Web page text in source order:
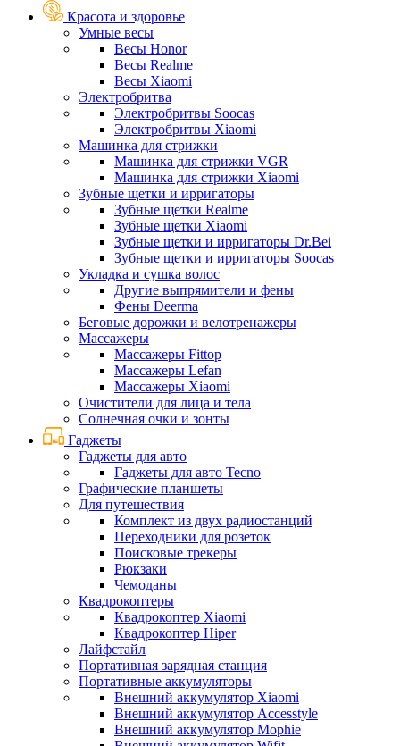
Красота и здоровье
Умные весы
Весы Honor
Весы Realme
Весы Xiaomi
Электробритва
Электробритвы Soocas
Электробритвы Xiaomi
Машинка для стрижки
Машинка для стрижки VGR
Машинка для стрижки Xiaomi
Зубные щетки и ирригаторы
Зубные щетки Realme
Зубные щетки Xiaomi
Зубные щетки и ирригаторы Dr.Bei
Зубные щетки и ирригаторы Soocas
Укладка и сушка волос
Другие выпрямители и фены
Фены Deerma
Беговые дорожки и велотренажеры
Массажеры
Массажеры Fittop
Массажеры Lefan
Массажеры Xiaomi
Очистители для лица и тела
Солнечная очки и зонты
Гаджеты
Гаджеты для авто
Гаджеты для авто Tecno
Графические планшеты
Для путешествия
Комплект из двух радиостанций
Переходники для розеток
Поисковые трекеры
Рюкзаки
Чемоданы
Квадрокоптеры
Квадрокоптер Xiaomi
Квадрокоптер Hiper
Лайфстайл
Портативная зарядная станция
Портативные аккумуляторы
Внешний аккумулятор Xiaomi
Внешний аккумулятор Accesstyle
Внешний аккумулятор Mophie